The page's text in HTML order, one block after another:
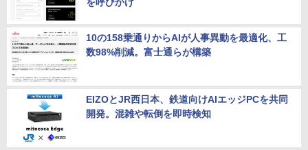
10の158乗通りからAIが人事異動を最適化、工
数98%削減。富士通らが構築
EIZOとJR西日本、鉄道向けAIエッジPCを共同
開発。混雑や転倒を即時検知